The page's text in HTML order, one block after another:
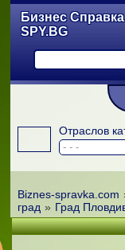
Бизнес Справка
SPY.BG
Отраслов
Biznes-spravka.com
град » Град